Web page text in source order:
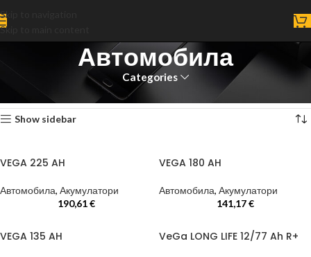
Skip to navigation
Skip to main content
Автомобила
Categories
Page 5 Showing 49–60 of 65 results
Show sidebar
VEGA 225 AH
Автомобила, Акумулатори
190,61€
VEGA 180 AH
Автомобила, Акумулатори
141,17€
VEGA 135 AH VeGa LONG LIFE 12/77 Ah R+